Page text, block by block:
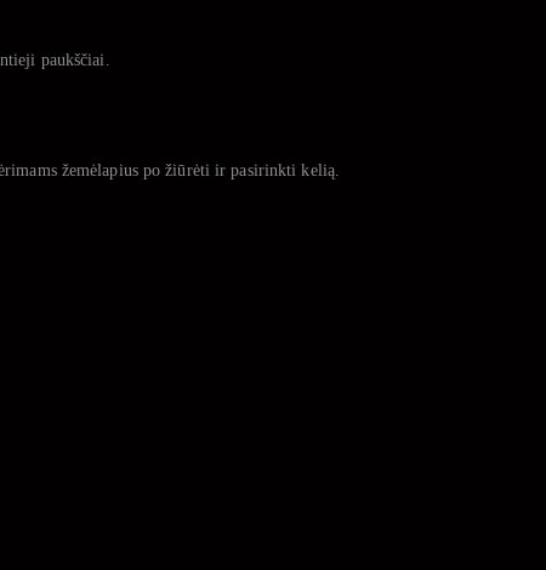
paukščiai.
žemėlapius po žiūrėti ir pasirinkti kelią.